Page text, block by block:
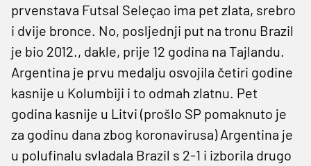
prvenstava Futsal Seleçao ima pet zlata, srebro
i dvije bronce. No, posljednji put na tronu Brazil
je bio 2012., dakle, prije 12 godina na Tajlandu.
Argentina je prvu medalju osvojila četiri godine
kasnije u Kolumbiji i to odmah zlatnu. Pet
godina kasnije u Litvi (prošlo SP pomaknuto je
za godinu dana zbog koronavirusa) Argentina je
u polufinalu svladala Brazil s 2-1 i izborila drugo